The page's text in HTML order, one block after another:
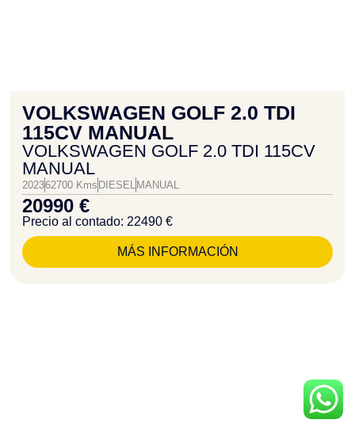
VOLKSWAGEN GOLF 2.0 TDI
115CV MANUAL
VOLKSWAGEN GOLF 2.0 TDI 115CV
MANUAL
202362700 Kms DIESEL MANUAL
20990 €
Precio al contado: 22490 €
MÁS INFORMACIÓN